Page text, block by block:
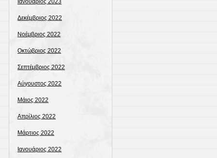
Δεκέμβριος 2022
Νοέμβριος 2022
Οκτώβριος 2022
Σεπτέμβριος 2022
Αύγουστος 2022
Μάιος 2022
Απρίλιος 2022
Μάρτιος 2022
Ιανουάριος 2022